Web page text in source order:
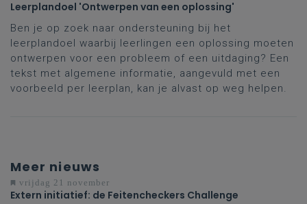
Leerplandoel 'Ontwerpen van een oplossing'
Ben je op zoek naar ondersteuning bij het
leerplandoel waarbij leerlingen een oplossing moeten
ontwerpen voor een probleem of een uitdaging? Een
tekst met algemene informatie, aangevuld met een
voorbeeld per leerplan, kan je alvast op weg helpen.
Meer nieuws
vrijdag 21 november
Extern initiatief: de Feitencheckers Challenge